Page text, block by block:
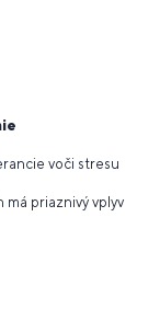
voči stresu
má priaznivý vplyv